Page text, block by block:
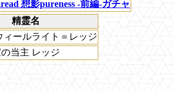
想影pureness -前編-ガチャ
精霊名
ィールライト＝レッジ
当主 レッジ